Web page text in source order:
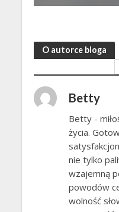
O autorce bloga
Betty
Betty -
życia.
nie tylko
wzajemną
powodów
wolność